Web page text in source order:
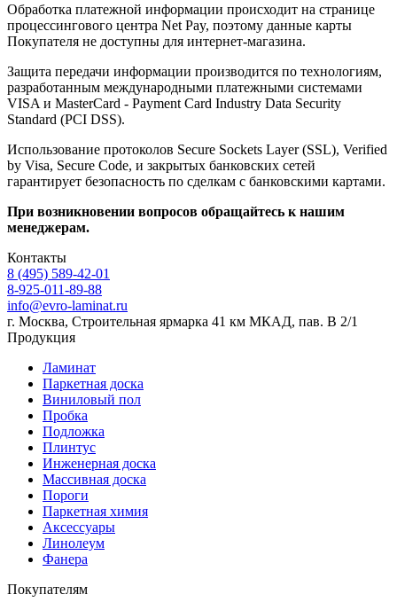
Обработка платежной информации происходит на странице
процессингового центра Net Pay, поэтому данные карты
Покупателя не доступны для интернет-магазина.
Защита передачи информации производится по технологиям,
разработанным международными платежными системами
VISA и MasterCard - Payment Card Industry Data Security
Standard (PCI DSS).
Использование протоколов Secure Sockets Layer (SSL), Verified
by Visa, Secure Code, и закрытых банковских сетей
гарантирует безопасность по сделкам с банковскими картами.
При возникновении вопросов обращайтесь к нашим
менеджерам.
Контакты
8 (495) 589-42-01
8-925-011-89-88
info@evro-laminat.ru
г. Москва, Строительная ярмарка 41 км МКАД, пав. В 2/1
Продукция
Ламинат
Паркетная доска
Виниловый пол
Пробка
Подложка
Плинтус
Инженерная доска
Массивная доска
Пороги
Паркетная химия
Аксессуары
Линолеум
Фанера
Покупателям